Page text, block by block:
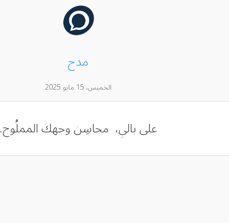
مدح
الخميس، 15 مايو 2025
على بالي، محاسِن وجهك المملُوح.